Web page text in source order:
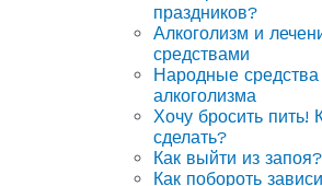
праздников?
Алкоголизм и
средствами
Народные
алкоголизма
Хочу бросить пить!
сделать?
Как выйти из запоя?
Как побороть